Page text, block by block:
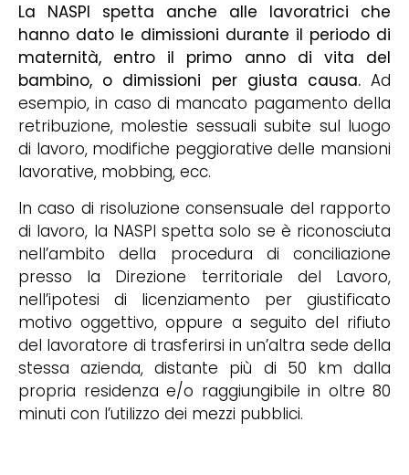
La NASPI spetta anche alle lavoratrici che
hanno dato le dimissioni durante il periodo di
maternità, entro il primo anno di vita del
bambino, o dimissioni per giusta causa.Ad
esempio, in caso di mancato pagamento della
retribuzione, molestie sessuali subite sul luogo
di lavoro, modifiche peggiorative delle mansioni
lavorative, mobbing, ecc.
In caso di risoluzione consensuale del rapporto
di lavoro, la NASPI spetta solo se è riconosciuta
nell’ambito della procedura di conciliazione
presso la Direzione territoriale del Lavoro,
nell’ipotesi di licenziamento per giustificato
motivo oggettivo, oppure a seguito del rifiuto
del lavoratore di trasferirsi in un’altra sede della
stessa azienda, distante più di 50 km dalla
propria residenza e/o raggiungibile in oltre 80
minuti con l’utilizzo dei mezzi pubblici.